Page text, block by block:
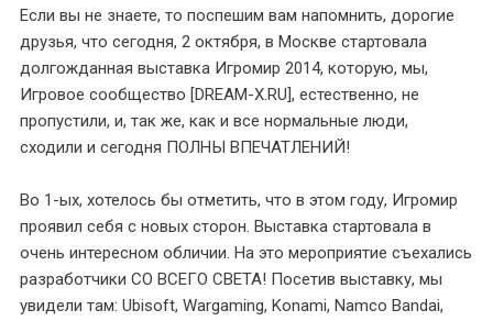
Если вы не знаете, то поспешим вам напомнить, дорогие
друзья, что сегодня, 2 октября, в Москве стартовала
долгожданная выставка Игромир 2014, которую, мы,
Игровое сообщество [DREAM-X.RU], естественно, не
пропустили, и, так же, как и все нормальные люди,
сходили и сегодня ПОЛНЫ ВПЕЧАТЛЕНИЙ!
Во 1-ых, хотелось бы отметить, что в этом году, Игромир
проявил себя с новых сторон. Выставка стартовала в
очень интересном обличии. На это мероприятие съехались
разработчики СО ВСЕГО СВЕТА! Посетив выставку, мы
увидели там: Ubisoft, Wargaming, Konami, Namco Bandai,